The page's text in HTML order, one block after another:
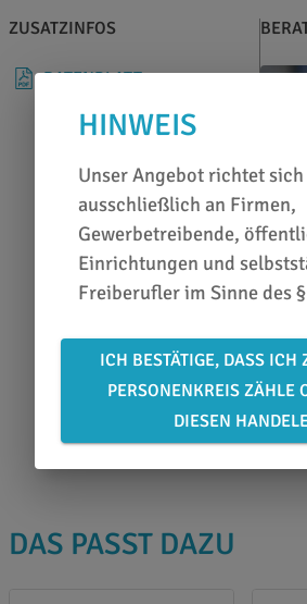
ZUSATZINFOS
DATENBLATT
Karl
DAS PASST DAZU
HINWEIS
Unser Angebot richtet sich
ausschließlich an Firmen,
Gewerbetreibende,
Einrichtungen und
Freiberufler im Sinne des
ICH BESTÄTIGE, DASS ICH
PERSONENKREIS ZÄHLE
DIESEN